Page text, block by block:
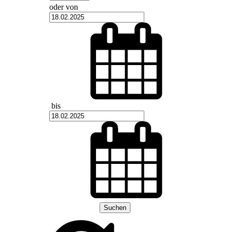
oder von
bis
Suchen